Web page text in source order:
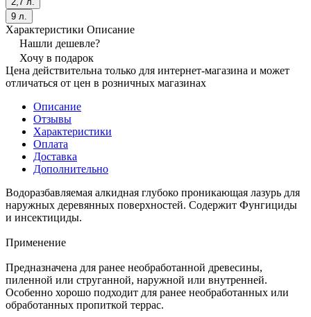
9 л.
Характеристики Описание
Нашли дешевле?
Хочу в подарок
Цена действительна только для интернет-магазина и может
отличаться от цен в розничных магазинах
Описание
Отзывы
Характеристики
Оплата
Доставка
Дополнительно
Водоразбавляемая алкидная глубоко проникающая лазурь для
наружных деревянных поверхностей. Содержит Фунгициды
и инсектициды.
Применение
Предназначена для ранее необработанной древесины,
пиленной или струганной, наружной или внутренней.
Особенно хорошо подходит для ранее необработанных или
обработанных пропиткой террас.